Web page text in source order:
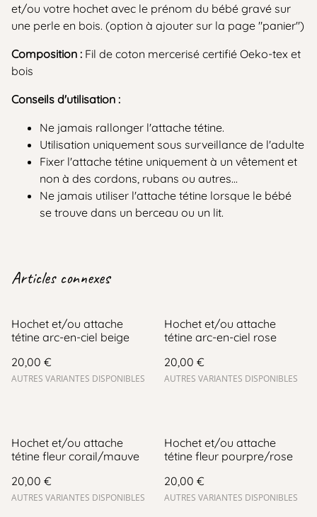
et/ou votre hochet avec le prénom du bébé gravé sur
une perle en bois. (option à ajouter sur la page "panier")
Composition : Fil de coton mercerisé certifié Oeko-tex et
bois
Conseils d'utilisation :
Ne jamais rallonger l'attache tétine.
Utilisation uniquement sous surveillance de l'adulte
Fixer l'attache tétine uniquement à un vêtement et
non à des cordons, rubans ou autres...
Ne jamais utiliser l'attache tétine lorsque le bébé
se trouve dans un berceau ou un lit.
Articles connexes
Hochet et/ou attache
tétine arc-en-ciel beige
20,00 €
AUTRES VARIANTES DISPONIBLES
Hochet et/ou attache
tétine arc-en-ciel rose
20,00 €
AUTRES VARIANTES DISPONIBLES
Hochet et/ou attache
tétine fleur corail/mauve
20,00 €
AUTRES VARIANTES DISPONIBLES
Hochet et/ou attache
tétine fleur pourpre/rose
20,00 €
AUTRES VARIANTES DISPONIBLES